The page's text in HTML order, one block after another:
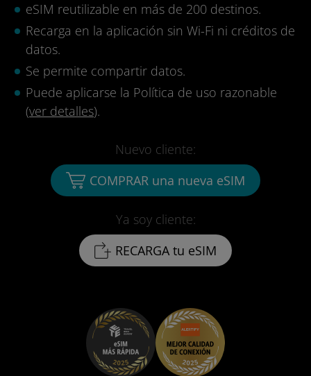
eSIM reutilizable en más de 200 destinos.
Recarga en la aplicación sin Wi-Fi ni créditos de
datos.
Se permite compartir datos.
Puede aplicarse la Política de uso razonable
(ver detalles).
Ya soy cliente:
RECARGA tu eSIM
Nuevo cliente:
COMPRAR una nueva eSIM